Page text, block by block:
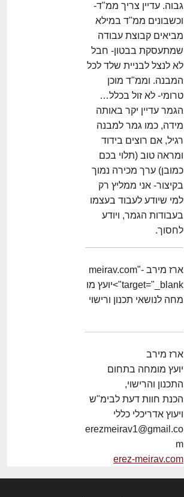
גבוה. עדיין צריך ממ"ד-
וכשבונים ממ"ד במילא
מביאים קבוצת עבודה
שמתעסקת בבטון- חבל
לא לנצל לבניית שלד לכל
המבנה. וממ"ד מוכן
טרומי- לא זול בכלל…
הגמר עדיין יקר באותה
מידה, כמו גמר למבנה
רגיל, אם רוצים בידוד
ומראה טוב (תלוי בכם
כמובן) ערך מכירה נמוך
בקיצור- אני ממליץ רק
למי שיודע לעבוד בעצמו
בעבודות הגמר, ויודע
לחסוך.
ארז מירב -meirav.com"
target="_blank">יועץ מו
מחה לנושאי תכנון ורישוי
ארז מירב
יועץ מומחה בתחום
התכנון והרישוי,
הכנת חוות דעת לבימ"ש
ויעוץ אדריכלי כללי
erezmeirav1@gmail.co
m
erez-meirav.com